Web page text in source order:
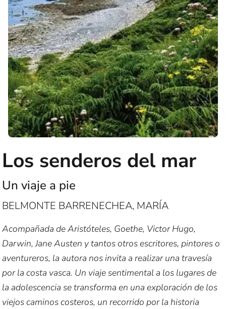
Los senderos del mar
Un viaje a pie
BELMONTE BARRENECHEA, MARÍA
Acompañada de Aristóteles, Goethe, Victor Hugo,
Darwin, Jane Austen y tantos otros escritores, pintores o
aventureros, la autora nos invita a realizar una travesía
por la costa vasca. Un viaje sentimental a los lugares de
la adolescencia se transforma en una exploración de los
viejos caminos costeros, un recorrido por la historia